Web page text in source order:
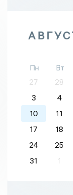
Пн Вт
27
28
3
4
10
11
17
18
24
25
31
1